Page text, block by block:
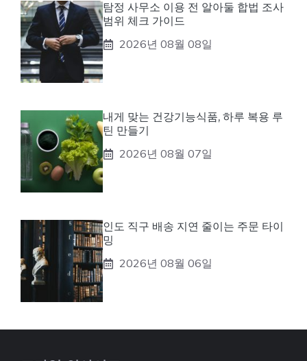
탐정 사무소 이용 전 알아둘 합법 조사
범위 체크 가이드
2026년 08월 08일
내게 맞는 건강기능식품, 하루 복용 루
틴 만들기
2026년 08월 07일
인도 직구 배송 지연 줄이는 주문 타이
밍
2026년 08월 06일